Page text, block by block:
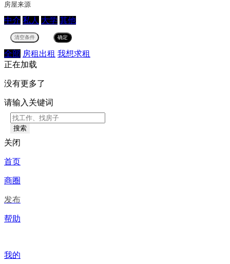
房屋来源
中介 私人 大学 其他
全部 房租出租 我想求租
正在加载
没有更多了
请输入关键词
搜索
关闭
首页
商圈
发布
帮助
我的